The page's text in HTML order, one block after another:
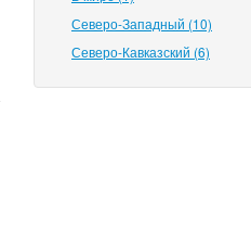
Северо-Западный (10)
Северо-Кавказский (6)